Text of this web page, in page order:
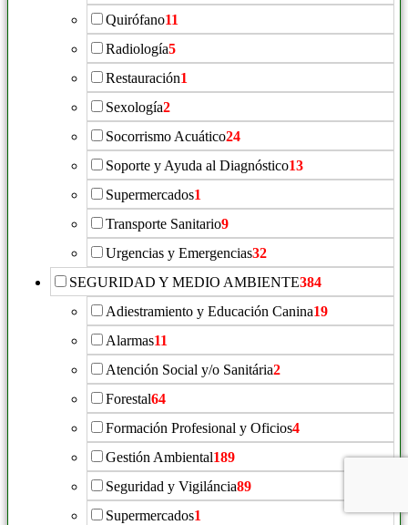
Quirófano11
Radiología5
Restauración1
Sexología2
Socorrismo Acuático24
Soporte y Ayuda al Diagnóstico13
Supermercados1
Transporte Sanitario9
Urgencias y Emergencias32
SEGURIDAD Y MEDIO AMBIENTE384
Adiestramiento y Educación Canina19
Alarmas11
Atención Social y/o Sanitária2
Forestal64
Formación Profesional y Oficios4
Gestión Ambiental189
Seguridad y Vigiláncia89
Supermercados1